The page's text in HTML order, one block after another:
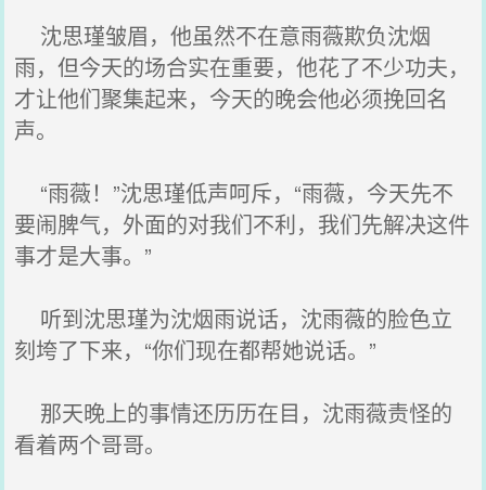
沈思瑾皱眉，他虽然不在意雨薇欺负沈烟
雨，但今天的场合实在重要，他花了不少功夫，
才让他们聚集起来，今天的晚会他必须挽回名
声。
“雨薇！”沈思瑾低声呵斥，“雨薇，今天先不
要闹脾气，外面的对我们不利，我们先解决这件
事才是大事。”
听到沈思瑾为沈烟雨说话，沈雨薇的脸色立
刻垮了下来，“你们现在都帮她说话。”
那天晚上的事情还历历在目，沈雨薇责怪的
看着两个哥哥。